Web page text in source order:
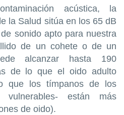
acústica, la
la Salud sitúa en los 65 dB
sonido apto para nuestra
de un cohete o de un
alcanzar hasta 190
de lo que el oido adulto
que los tímpanos de los
están más
de oido).